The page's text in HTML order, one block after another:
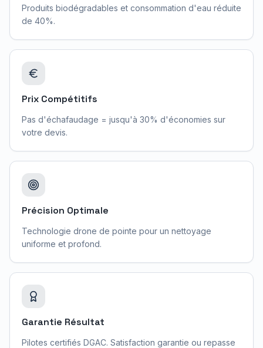
Produits biodégradables et consommation d'eau réduite
de 40%.
Prix Compétitifs
Pas d'échafaudage = jusqu'à 30% d'économies sur
votre devis.
Précision Optimale
Technologie drone de pointe pour un nettoyage
uniforme et profond.
Garantie Résultat
Pilotes certifiés DGAC. Satisfaction garantie ou repasse